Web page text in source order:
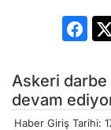
Askeri
devam
Haber Giriş Tarihi: